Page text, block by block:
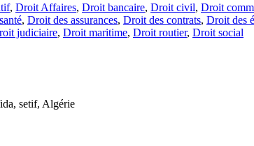
, Droit Affaires, Droit bancaire, Droit civil, Droit
, Droit des assurances, Droit des contrats, Droit des
judiciaire, Droit maritime, Droit routier, Droit social
setif, Algérie